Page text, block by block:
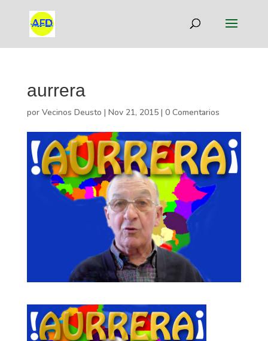
aurrera
por Vecinos Deusto | Nov 21, 2015| 0 Comentarios